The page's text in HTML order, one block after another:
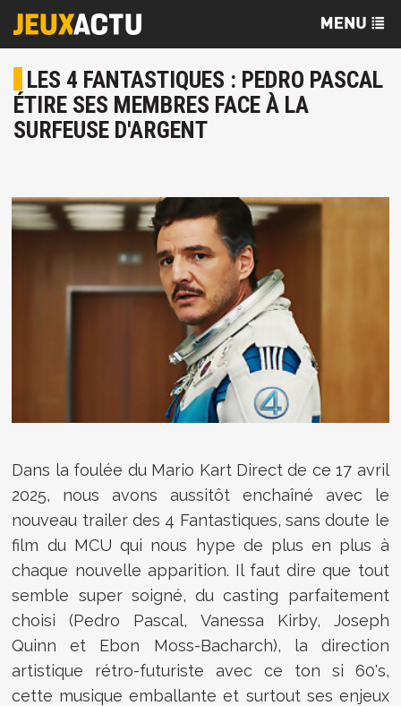
LES 4 FANTASTIQUES : PEDRO PASCAL
ÉTIRE SES MEMBRES FACE À LA
SURFEUSE D'ARGENT
Dans la foulée du Mario Kart Direct de ce 17 avril
2025, nous avons aussitôt enchaîné avec le
nouveau trailer des 4 Fantastiques, sans doute le
film du MCU qui nous hype de plus en plus à
chaque nouvelle apparition. Il faut dire que tout
semble super soigné, du casting parfaitement
choisi (Pedro Pascal, Vanessa Kirby, Joseph
Quinn et Ebon Moss-Bacharch), la direction
artistique rétro-futuriste avec ce ton si 60's,
cette musique emballante et surtout ses enjeux